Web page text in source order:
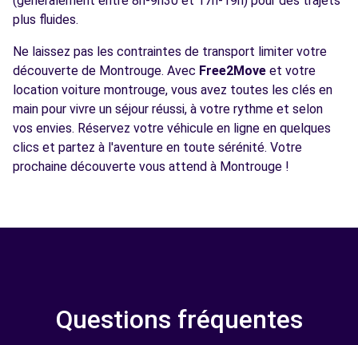
plus fluides.
Ne laissez pas les contraintes de transport limiter votre
découverte de Montrouge. Avec Free2Move et votre
location voiture montrouge, vous avez toutes les clés en
main pour vivre un séjour réussi, à votre rythme et selon
vos envies. Réservez votre véhicule en ligne en quelques
clics et partez à l'aventure en toute sérénité. Votre
prochaine découverte vous attend à Montrouge !
Questions fréquentes